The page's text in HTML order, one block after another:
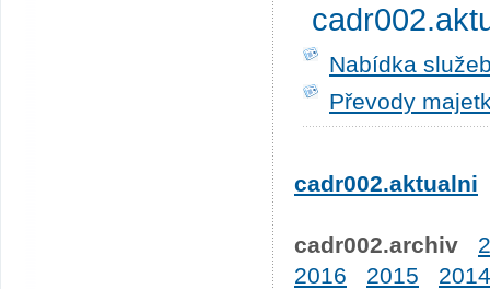
Nabídka
Převody
cadr002.aktualni
cadr002.archiv
2016
2015 2014